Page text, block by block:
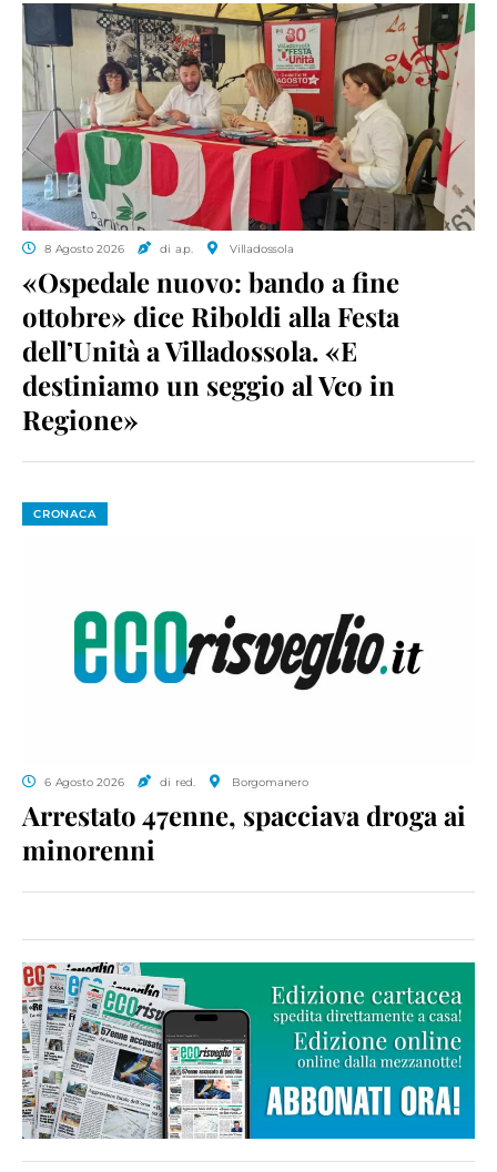
8 Agosto 2026 di a.p. Villadossola
«Ospedale nuovo: bando a fine
ottobre» dice Riboldi alla Festa
dell’Unità a Villadossola. «E
destiniamo un seggio al Vco in
Regione»
CRONACA
6 Agosto 2026 di red. Borgomanero
Arrestato 47enne, spacciava droga ai
minorenni